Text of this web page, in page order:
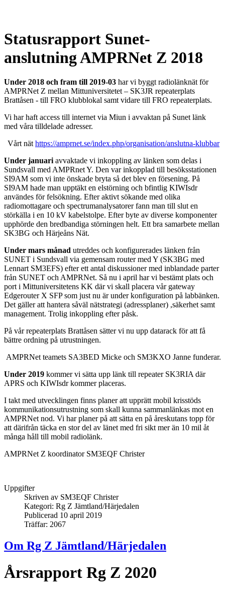
Statusrapport Sunet-
anslutning AMPRNet Z 2018
Under 2018 och fram till 2019-03 har vi byggt radiolänknät för
AMPRNet Z mellan Mittuniversitetet – SK3JR repeaterplats
Brattåsen - till FRO klubblokal samt vidare till FRO repeaterplats.
Vi har haft access till internet via Miun i avvaktan på Sunet länk
med våra tilldelade adresser.
Vårt nät https://amprnet.se/index.php/organisation/anslutna-klubbar
Under januari avvaktade vi inkoppling av länken som delas i
Sundsvall med AMPRnet Y. Den var inkopplad till besöksstationen
SI9AM som vi inte önskade bryta så det blev en försening. På
SI9AM hade man upptäkt en elstörning och bfintlig KIWIsdr
användes för felsökning. Efter aktivt sökande med olika
radiomottagare och spectrumanalysatorer fann man till slut en
störkälla i en 10 kV kabelstolpe. Efter byte av diverse komponenter
upphörde den bredbandiga störningen helt. Ett bra samarbete mellan
SK3BG och Härjeåns Nät.
Under mars månad utreddes och konfigurerades länken från
SUNET i Sundsvall via gemensam router med Y (SK3BG med
Lennart SM3EFS) efter ett antal diskussioner med inblandade parter
från SUNET och AMPRNet. Så nu i april har vi bestämt plats och
port i Mittuniversitetens KK där vi skall placera vår gateway
Edgerouter X SFP som just nu är under konfiguration på labbänken.
Det gäller att hantera såväl nätstrategi (adressplaner) ,säkerhet samt
management. Trolig inkoppling efter påsk.
På vår repeaterplats Brattåsen sätter vi nu upp datarack för att få
bättre ordning på utrustningen.
AMPRNet teamets SA3BED Micke och SM3KXO Janne funderar.
Under 2019 kommer vi sätta upp länk till repeater SK3RIA där
APRS och KIWIsdr kommer placeras.
I takt med utvecklingen finns planer att upprätt mobil krisstöds
kommunikationsutrustning som skall kunna sammanlänkas mot en
AMPRNet nod. Vi har planer på att sätta en på åreskutans topp för
att därifrån täcka en stor del av länet med fri sikt mer än 10 mil åt
många håll till mobil radiolänk.
AMPRNet Z koordinator SM3EQF Christer
Uppgifter
Skriven av SM3EQF Christer
Kategori: Rg Z Jämtland/Härjedalen
Publicerad 10 april 2019
Träffar: 2067
Om Rg Z Jämtland/Härjedalen
Årsrapport Rg Z 2020